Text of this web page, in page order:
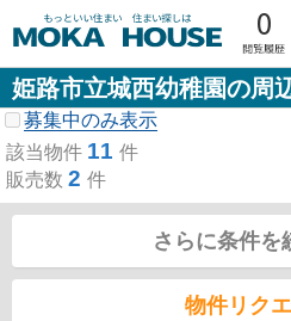
0
姫路市立城西幼稚園の周
募集中のみ表示
該当物件 11 件
販売数 2 件
さらに条件を
物件リク